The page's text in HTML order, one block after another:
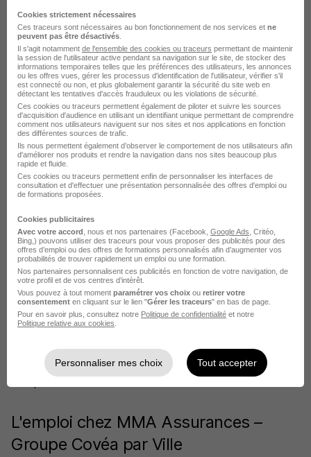
DÉPOSEZ VOTRE CV
Rendez votre CV accessible à l’ensemble des
recruteurs de la CVthèque Hellowork.
Rendre mon CV visible
Postuler chez MMA Assurances –
Groupe Covéa par Métier
Souscripteur assurance MMA Assurances – Groupe
Covéa
Assistant technique MMA Assurances – Groupe Covéa
Chef de produit MMA Assurances – Groupe Covéa
Gestionnaire de sinistres IARD MMA Assurances –
Groupe Covéa
Gestionnaire santé MMA Assurances – Groupe Covéa
Voir toutes les offres par métier chez MMA Assurances –
L'emploi chez MMA Assurances –
Groupe Covéa par Ville
Cookies strictement nécessaires
Ces traceurs sont nécessaires au bon fonctionnement de nos services et ne
peuvent pas être désactivés
Il s'agit notamment de l'ensemble des cookies ou traceurs permettant de maintenir
la session de l'utilisateur active pendant sa navigation sur le site, de stocker des
informations temporaires telles que les préférences des utilisateurs, les annonces
ou les offres vues, gérer les processus d'identification de l'utilisateur, vérifier s'il
est connecté ou non, et plus globalement garantir la sécurité du site web en
détectant les tentatives d'accès frauduleux ou les violations de sécurité.
Ces cookies ou traceurs permettent également de piloter et suivre les sources
d'acquisition d'audience en utilisant un identifiant unique permettant de comprendre
comment nos utilisateurs naviguent sur nos sites et nos applications en fonction
des différentes sources de trafic.
Ils nous permettent également d’observer le comportement de nos utilisateurs afin
d'améliorer nos produits et rendre la navigation dans nos sites beaucoup plus
rapide et fluide.
Ces cookies ou traceurs permettent enfin de personnaliser les interfaces de
consultation et d'effectuer une présentation personnalisée des offres d'emploi ou
de formations proposées.
Cookies publicitaires
Avec votre accord , nous et nos partenaires (Facebook, Google Ads , Critéo,
Bing,) pouvons utiliser des traceurs pour vous proposer des publicités pour des
offres d’emploi ou des offres de formations personnalisés afin d’augmenter vos
probabilités de trouver rapidement un emploi ou une formation.
Nos partenaires personnalisent ces publicités en fonction de votre navigation, de
votre profil et de vos centres d’intérêt.
Vous pouvez à tout moment paramétrer vos choix ou retirer votre
consentement en cliquant sur le lien "Gérer les traceurs" en bas de page.
Pour en savoir plus, consultez notre Politique de confidentialité et notre
Politique relative aux cookies
Personnaliser mes choix Tout accepter